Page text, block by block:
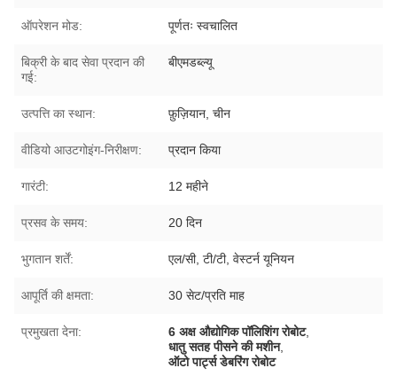
ऑपरेशन मोड: पूर्णतः स्वचालित
बिक्री के बाद सेवा प्रदान की
गई:
बीएमडब्ल्यू
उत्पत्ति का स्थान: फ़ुज़ियान, चीन
वीडियो आउटगोइंग-निरीक्षण: प्रदान किया
गारंटी: 12 महीने
प्रसव के समय: 20 दिन
भुगतान शर्तें: एल/सी, टी/टी, वेस्टर्न यूनियन
आपूर्ति की क्षमता: 30 सेट/प्रति माह
प्रमुखता देना: 6 अक्ष औद्योगिक पॉलिशिंग रोबोट,
धातु सतह पीसने की मशीन,
ऑटो पार्ट्स डेबरिंग रोबोट